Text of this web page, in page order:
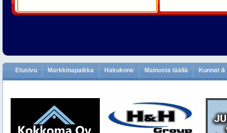
Etusivu Markkinapaikka Hakukone Mainosta täällä Kunnat